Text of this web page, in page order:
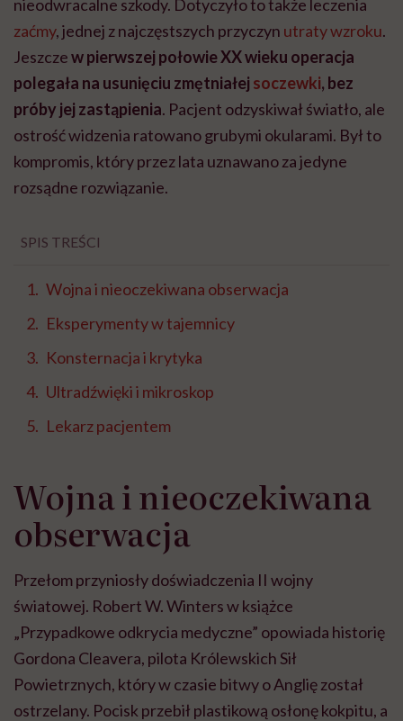
nieodwracalne szkody. Dotyczyło to także leczenia
zaćmy, jednej z najczęstszych przyczyn utraty wzroku.
Jeszczew pierwszej połowie XX wieku operacja
polegała na usunięciu zmętniałej soczewki, bez
próby jej zastąpienia. Pacjent odzyskiwał światło, ale
ostrość widzenia ratowano grubymi okularami. Był to
kompromis, który przez lata uznawano za jedyne
rozsądne rozwiązanie.
SPIS TREŚCI
Wojna i nieoczekiwana obserwacja
Eksperymenty w tajemnicy
Konsternacja i krytyka
Ultradźwięki i mikroskop
Lekarz pacjentem
Wojna i nieoczekiwana
obserwacja
Przełom przyniosły doświadczenia II wojny
światowej. Robert W. Winters w książce
„Przypadkowe odkrycia medyczne” opowiada historię
Gordona Cleavera, pilota Królewskich Sił
Powietrznych, który w czasie bitwy o Anglię został
ostrzelany. Pocisk przebił plastikową osłonę kokpitu, a